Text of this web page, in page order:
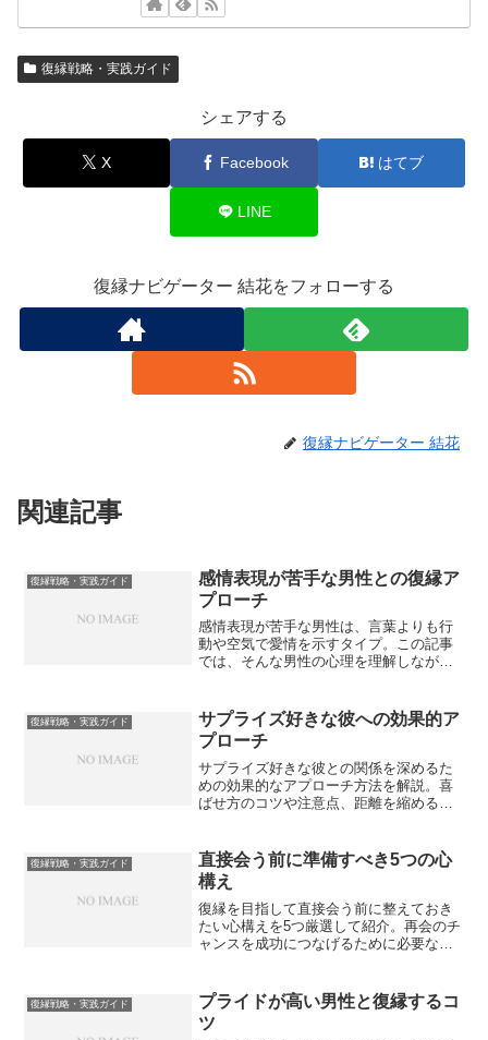
復縁戦略・実践ガイド
シェアする
X Facebook はてブ
LINE
復縁ナビゲーター 結花をフォローする
復縁ナビゲーター 結花
関連記事
復縁戦略・実践ガイド
感情表現が苦手な男性との復縁ア
プローチ
感情表現が苦手な男性は、言葉よりも行
動や空気で愛情を示すタイプ。この記事
では、そんな男性の心理を理解しなが
復縁戦略・実践ガイド
サプライズ好きな彼への効果的ア
プローチ
サプライズ好きな彼との関係を深めるた
めの効果的なアプローチ方法を解説。喜
ばせ方のコツや注意点、距離を縮めるた
復縁戦略・実践ガイド
直接会う前に準備すべき5つの心
構え
復縁を目指して直接会う前に整えておき
たい心構えを5つ厳選して紹介。再会のチ
ャンスを成功につなげるために必要な意
復縁戦略・実践ガイド
プライドが高い男性と復縁するコ
ツ